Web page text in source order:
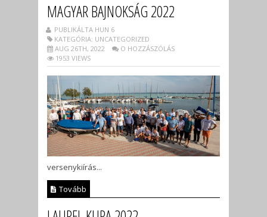
MAGYAR BAJNOKSÁG 2022
PUBLIKÁLTA HUN 6
KATEGÓRIA: UNCATEGORIZED
AUG 26TH, 2022
O HOZZÁSZÓLÁS
1953 VIEWS
versenykiírás...
Tovább